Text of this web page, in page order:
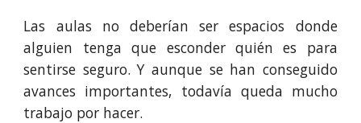
Las aulas no deberían ser espacios donde
alguien tenga que esconder quién es para
sentirse seguro. Y aunque se han conseguido
avances importantes, todavía queda mucho
trabajo por hacer.